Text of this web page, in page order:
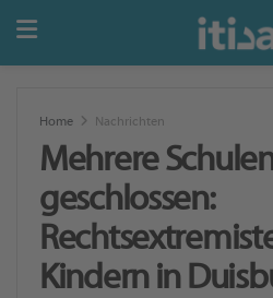
Home Nachrichten
Mehrere
geschlossen:
Kindern in